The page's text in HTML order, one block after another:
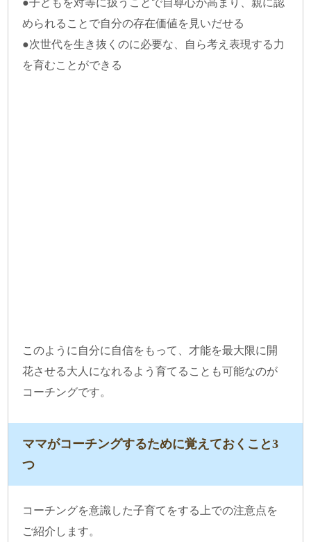
められることで自分の存在価値を見いだせる
●次世代を生き抜くのに必要な、自ら考え表現する力
を育むことができる
このように自分に自信をもって、才能を最大限に開
花させる大人になれるよう育てることも可能なのが
コーチングです。
ママがコーチングするために覚えておくこと3
つ
コーチングを意識した子育てをする上での注意点を
ご紹介します。